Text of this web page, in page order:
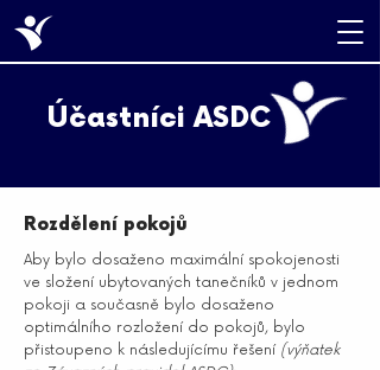
Účastníci ASDC
Rozdělení pokojů
Aby bylo dosaženo maximální spokojenosti
ve složení ubytovaných tanečníků v jednom
pokoji a současně bylo dosaženo
optimálního rozložení do pokojů, bylo
přistoupeno k následujícímu řešení (výňatek